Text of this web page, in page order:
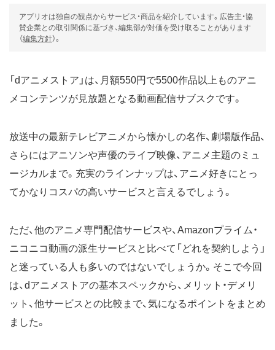
アプリオは独自の観点からサービス・商品を紹介しています。広告主・協
賛企業との取引関係に基づき、編集部が対価を受け取ることがあります
（編集方針）。
「dアニメストア」は、月額550円で5500作品以上ものアニ
メコンテンツが見放題となる動画配信サブスクです。
放送中の最新テレビアニメから懐かしの名作、劇場版作品、
さらにはアニソンや声優のライブ映像、アニメ主題のミュ
ージカルまで。充実のラインナップは、アニメ好きにとっ
てかなりコスパの高いサービスと言えるでしょう。
ただ、他のアニメ専門配信サービスや、Amazonプライム・
ニコニコ動画の派生サービスと比べて「どれを契約しよう」
と迷っている人も多いのではないでしょうか。そこで今回
は、dアニメストアの基本スペックから、メリット・デメリ
ット、他サービスとの比較まで、気になるポイントをまとめ
ました。